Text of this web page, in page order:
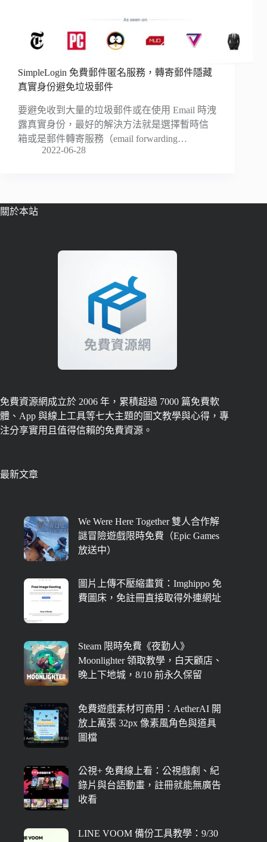
SimpleLogin 免費郵件匿名服務，轉寄郵件隱藏
真實身份避免垃圾郵件
要避免收到大量的垃圾郵件或在使用 Email 時洩
露真實身份，最好的解決方法就是選擇暫時信
箱或是郵件轉寄服務（email forwarding…
2022-06-28
關於本站
免費資源網成立於 2006 年，累積超過 7000 篇免費軟
體、App 與線上工具等七大主題的圖文教學與心得，專
注分享實用且值得信賴的免費資源。
最新文章
We Were Here Together 雙人合作解
謎冒險遊戲限時免費（Epic Games
放送中）
圖片上傳不壓縮畫質：Imghippo 免
費圖床，免註冊直接取得外連網址
Steam 限時免費《夜勤人》
Moonlighter 領取教學，白天顧店、
晚上下地城，8/10 前永久保留
免費遊戲素材可商用：AetherAI 開
放上萬張 32px 像素風角色與道具
圖檔
公視+ 免費線上看：公視戲劇、紀
錄片與台語動畫，註冊就能無廣告
收看
LINE VOOM 備份工具教學：9/30